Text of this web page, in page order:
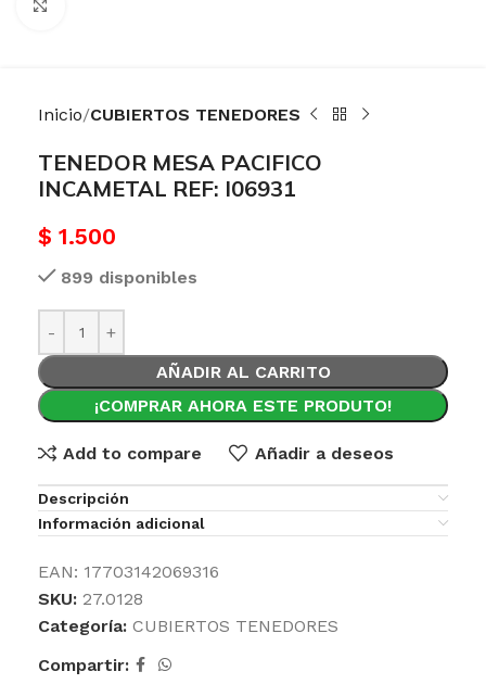
Inicio CUBIERTOS TENEDORES
TENEDOR MESA PACIFICO
INCAMETAL REF: I06931
$ 1.500
899 disponibles
AÑADIR AL CARRITO
¡COMPRAR AHORA ESTE PRODUTO!
Add to compare Añadir a deseos
Descripción
Información adicional
EAN: 17703142069316
SKU: 27.0128
Categoría: CUBIERTOS TENEDORES
Compartir: